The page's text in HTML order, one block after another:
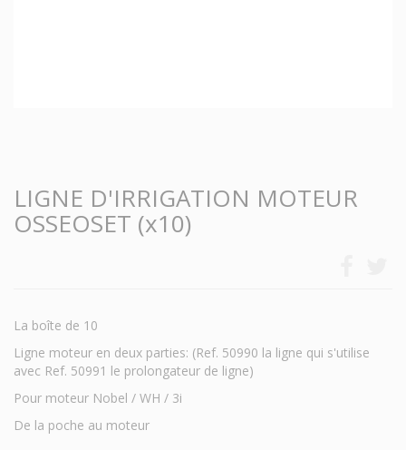
LIGNE D'IRRIGATION MOTEUR
OSSEOSET (x10)
La boîte de 10
Ligne moteur en deux parties: (Ref. 50990 la ligne qui s'utilise
avec Ref. 50991 le prolongateur de ligne)
Pour moteur Nobel / WH / 3i
De la poche au moteur